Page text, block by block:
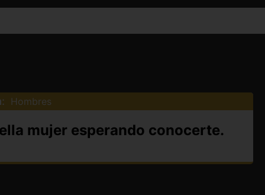
Hombres
mujer esperando conocerte.